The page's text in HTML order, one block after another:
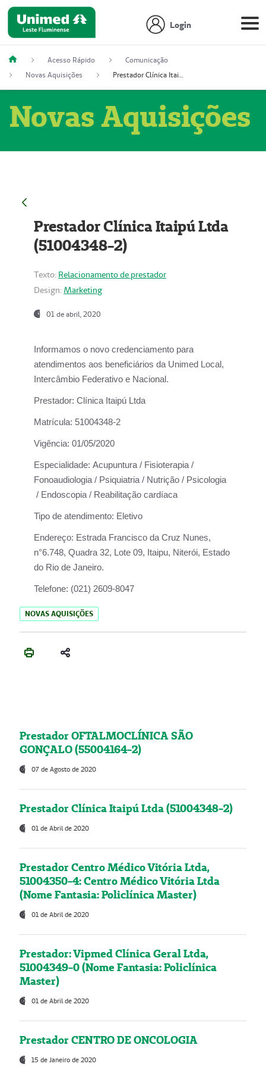
Login
Acesso Rápido
Comunicação
Novas Aquisições
Prestador Clínica Itaipú Ltda (51004348-2)
Novas Aquisições
Prestador Clínica Itaipú Ltda
(51004348-2)
Texto: Relacionamento de prestador
Design: Marketing
01 de abril, 2020
Informamos o novo credenciamento para
atendimentos aos beneficiários da Unimed Local,
Intercâmbio Federativo e Nacional.
Prestador: Clínica Itaipú Ltda
Matrícula: 51004348-2
Vigência: 01/05/2020
Especialidade: Acupuntura / Fisioterapia /
Fonoaudiologia / Psiquiatria / Nutrição / Psicologia
/ Endoscopia / Reabilitação cardíaca
Tipo de atendimento: Eletivo
Endereço: Estrada Francisco da Cruz Nunes,
n°6.748, Quadra 32, Lote 09, Itaipu, Niterói, Estado
do Rio de Janeiro.
Telefone: (021) 2609-8047
NOVAS AQUISIÇÕES
Prestador OFTALMOCLÍNICA SÃO
GONÇALO (55004164-2)
07 de Agosto de 2020
Prestador Clínica Itaipú Ltda (51004348-2)
01 de Abril de 2020
Prestador Centro Médico Vitória Ltda,
51004350-4: Centro Médico Vitória Ltda
(Nome Fantasia: Policlínica Master)
01 de Abril de 2020
Prestador: Vipmed Clínica Geral Ltda,
51004349-0 (Nome Fantasia: Policlínica
Master)
01 de Abril de 2020
Prestador CENTRO DE ONCOLOGIA
15 de Janeiro de 2020